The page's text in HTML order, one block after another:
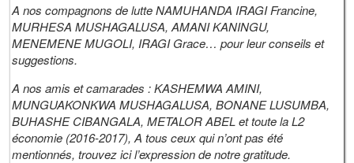
A nos compagnons de lutteNAMUHANDA IRAGI Francine,
MURHESA MUSHAGALUSA,AMANI KANINGU,
MENEMENE MUGOLI, IRAGIGrace… pour leur conseils et
suggestions.
A nos amis et camarades :KASHEMWA AMINI,
MUNGUAKONKWA MUSHAGALUSA, BONANE LUSUMBA,
BUHASHE CIBANGALA, METALOR ABEL et toute la L2
économie (2016-2017), A tous ceux qui n’ont pas été
mentionnés, trouvez ici l’expression de notre gratitude.